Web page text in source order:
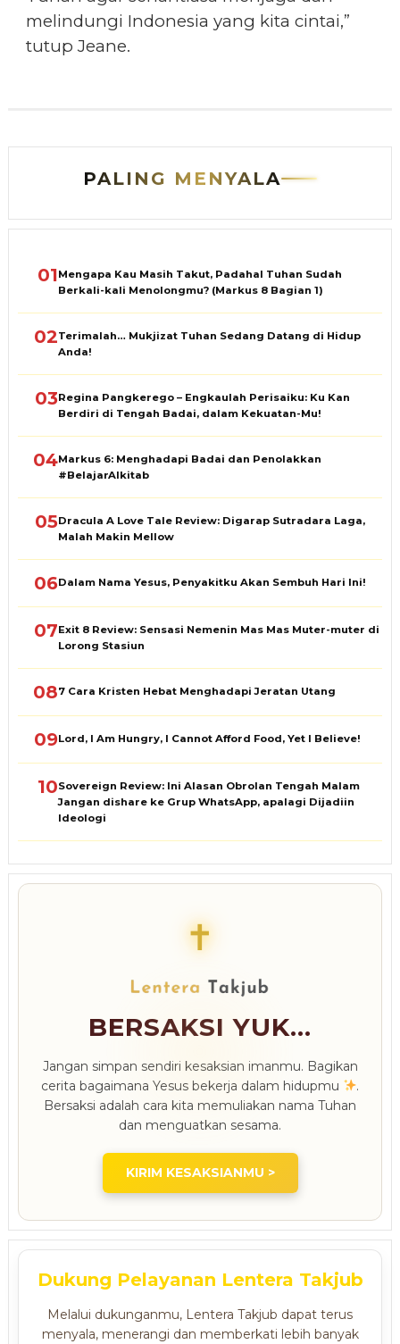
melindungi Indonesia yang kita cintai,”
tutup Jeane.
PALING MENYALA
01Mengapa Kau Masih Takut, Padahal Tuhan Sudah
Berkali-kali Menolongmu? (Markus 8 Bagian 1)
02Terimalah… Mukjizat Tuhan Sedang Datang di Hidup
Anda!
03Regina Pangkerego – Engkaulah Perisaiku: Ku Kan
Berdiri di Tengah Badai, dalam Kekuatan-Mu!
04Markus 6: Menghadapi Badai dan Penolakkan
#BelajarAlkitab
05Dracula A Love Tale Review: Digarap Sutradara Laga,
Malah Makin Mellow
06Dalam Nama Yesus, Penyakitku Akan Sembuh Hari Ini!
07Exit 8 Review: Sensasi Nemenin Mas Mas Muter-muter di
Lorong Stasiun
087 Cara Kristen Hebat Menghadapi Jeratan Utang
09Lord, I Am Hungry, I Cannot Afford Food, Yet I Believe!
10Sovereign Review: Ini Alasan Obrolan Tengah Malam
Jangan dishare ke Grup WhatsApp, apalagi Dijadiin
Ideologi
✝
BERSAKSI YUK...
Jangan simpan sendiri kesaksian imanmu. Bagikan
cerita bagaimana Yesus bekerja dalam hidupmu
.
Bersaksi adalah cara kita memuliakan nama Tuhan
dan menguatkan sesama.
KIRIM KESAKSIANMU >
Dukung Pelayanan Lentera Takjub
Melalui dukunganmu, Lentera Takjub dapat terus
menyala, menerangi dan memberkati lebih banyak